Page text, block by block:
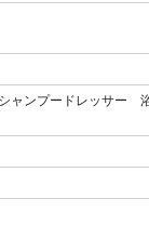
ャンプードレッサー